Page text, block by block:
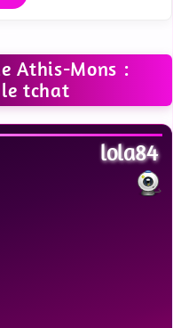
Athis-Mons :
le tchat
lola84